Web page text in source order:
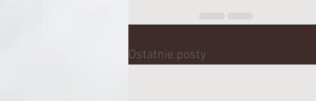
Ostatnie posty